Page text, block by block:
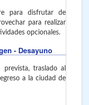
para disfrutar de
para realizar
opcionales.
- Desayuno
traslado al
a la ciudad de